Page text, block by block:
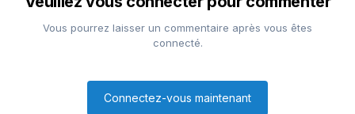
Vous pourrez laisser un commentaire après vous êtes
connecté.
Connectez-vous maintenant